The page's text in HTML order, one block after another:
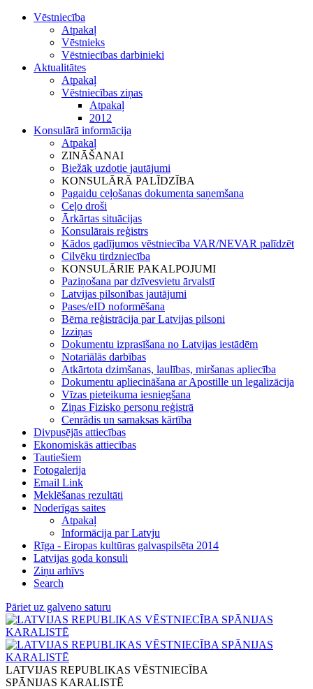
Vēstniecība
Atpakaļ
Vēstnieks
Vēstniecības darbinieki
Aktualitātes
Atpakaļ
Vēstniecības ziņas
Atpakaļ
2012
Konsulārā informācija
Atpakaļ
ZINĀŠANAI
Biežāk uzdotie jautājumi
KONSULĀRĀ PALĪDZĪBA
Pagaidu ceļošanas dokumenta saņemšana
Ceļo droši
Ārkārtas situācijas
Konsulārais reģistrs
Kādos gadījumos vēstniecība VAR/NEVAR palīdzēt
Cilvēku tirdzniecība
KONSULĀRIE PAKALPOJUMI
Paziņošana par dzīvesvietu ārvalstī
Latvijas pilsonības jautājumi
Pases/eID noformēšana
Bērna reģistrācija par Latvijas pilsoni
Izziņas
Dokumentu izprasīšana no Latvijas iestādēm
Notariālās darbības
Atkārtota dzimšanas, laulības, miršanas apliecība
Dokumentu apliecināšana ar Apostille un legalizācija
Vīzas pieteikuma iesniegšana
Ziņas Fizisko personu reģistrā
Cenrādis un samaksas kārtība
Divpusējās attiecības
Ekonomiskās attiecības
Tautiešiem
Fotogalerija
Email Link
Meklēšanas rezultāti
Noderīgas saites
Atpakaļ
Informācija par Latvju
Rīga - Eiropas kultūras galvaspilsēta 2014
Latvijas goda konsuli
Ziņu arhīvs
Search
Pāriet uz galveno saturu
LATVIJAS REPUBLIKAS VĒSTNIECĪBA
SPĀNIJAS KARALISTĒ